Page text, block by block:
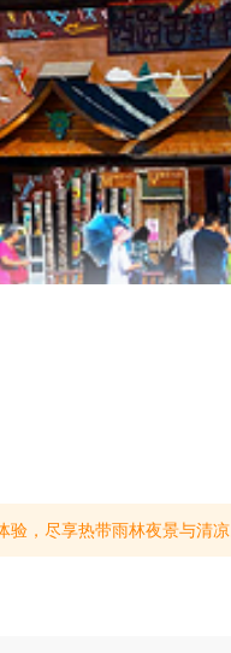
互动、祭火表演、竹竿舞互动体验等，以及特色美食:阿老表烤鸡、佤族烤肉、彝族米线、傣族香茅草